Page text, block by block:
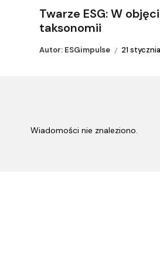
Twarze ESG: W
taksonomii
Autor: ESGimpulse 21 stycznia
Wiadomości nie znaleziono.